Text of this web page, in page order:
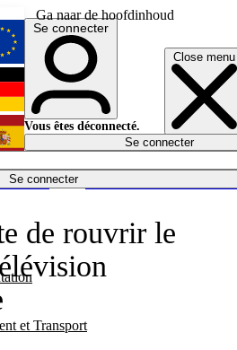
Ga naar de hoofdinhoud
Close menu
Se connecter
et Transport
Économie
English
Deutsch
Español
Se connecter
Vous êtes déconnecté.
Se connecter
de rouvrir le